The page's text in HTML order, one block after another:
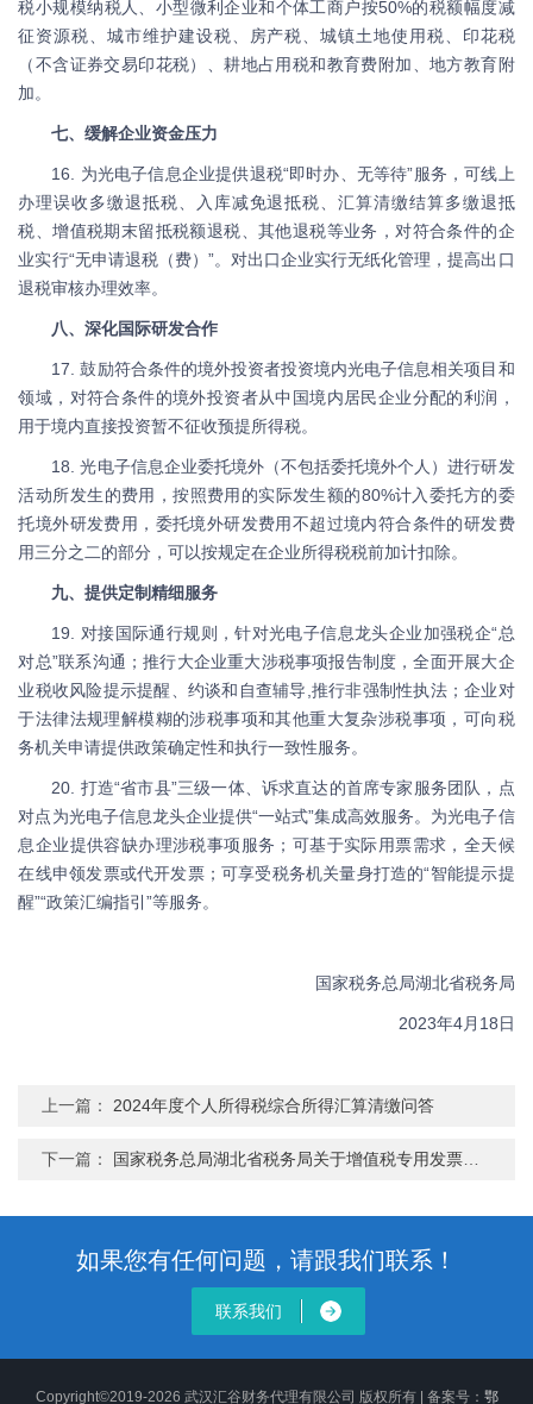
税小规模纳税人、小型微利企业和个体工商户按50%的税额幅度减
征资源税、城市维护建设税、房产税、城镇土地使用税、印花税
（不含证券交易印花税）、耕地占用税和教育费附加、地方教育附
加。
七、缓解企业资金压力
16. 为光电子信息企业提供退税“即时办、无等待”服务，可线上
办理误收多缴退抵税、入库减免退抵税、汇算清缴结算多缴退抵
税、增值税期末留抵税额退税、其他退税等业务，对符合条件的企
业实行“无申请退税（费）”。对出口企业实行无纸化管理，提高出口
退税审核办理效率。
八、深化国际研发合作
17. 鼓励符合条件的境外投资者投资境内光电子信息相关项目和
领域，对符合条件的境外投资者从中国境内居民企业分配的利润，
用于境内直接投资暂不征收预提所得税。
18. 光电子信息企业委托境外（不包括委托境外个人）进行研发
活动所发生的费用，按照费用的实际发生额的80%计入委托方的委
托境外研发费用，委托境外研发费用不超过境内符合条件的研发费
用三分之二的部分，可以按规定在企业所得税税前加计扣除。
九、提供定制精细服务
19. 对接国际通行规则，针对光电子信息龙头企业加强税企“总
对总”联系沟通；推行大企业重大涉税事项报告制度，全面开展大企
业税收风险提示提醒、约谈和自查辅导,推行非强制性执法；企业对
于法律法规理解模糊的涉税事项和其他重大复杂涉税事项，可向税
务机关申请提供政策确定性和执行一致性服务。
20. 打造“省市县”三级一体、诉求直达的首席专家服务团队，点
对点为光电子信息龙头企业提供“一站式”集成高效服务。为光电子信
息企业提供容缺办理涉税事项服务；可基于实际用票需求，全天候
在线申领发票或代开发票；可享受税务机关量身打造的“智能提示提
醒”“政策汇编指引”等服务。
国家税务总局湖北省税务局
2023年4月18日
上一篇：2024年度个人所得税综合所得汇算清缴问答
下一篇： 国家税务总局湖北省税务局关于增值税专用发票最高开票限额有关事项的公告
如果您有任何问题，请跟我们联系！
联系我们
Copyright©2019-2026 武汉汇谷财务代理有限公司 版权所有 | 备案号： 鄂